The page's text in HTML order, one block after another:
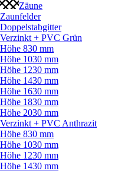
Zäune
Zaunfelder
Doppelstabgitter
Verzinkt + PVC Grün
Höhe 830 mm
Höhe 1030 mm
Höhe 1230 mm
Höhe 1430 mm
Höhe 1630 mm
Höhe 1830 mm
Höhe 2030 mm
Verzinkt + PVC Anthrazit
Höhe 830 mm
Höhe 1030 mm
Höhe 1230 mm
Höhe 1430 mm